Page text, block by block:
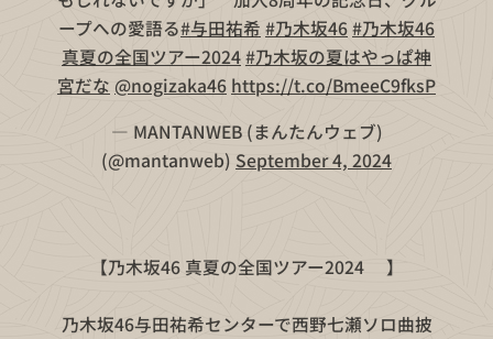
ープへの愛語る#与田祐希 #乃木坂46#乃木坂46
真夏の全国ツアー2024#乃木坂の夏はやっぱ神
宮だな @nogizaka46 https://t.co/BmeeC9fksP
— MANTANWEB (まんたんウェブ)
(@mantanweb) September 4, 2024
【乃木坂46 真夏の全国ツアー2024👒】
乃木坂46与田祐希センターで西野七瀬ソロ曲披